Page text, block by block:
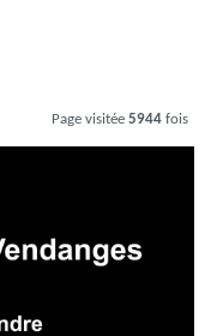
Page visitée 5944 fois